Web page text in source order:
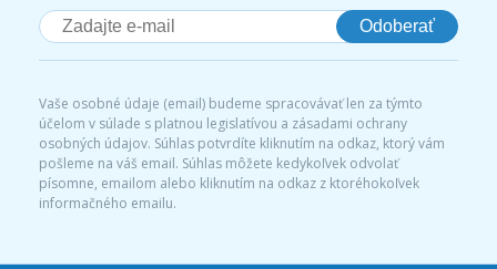
Odoberať
Vaše osobné údaje (email) budeme spracovávať len za týmto
účelom v súlade s platnou legislatívou a zásadami ochrany
osobných údajov. Súhlas potvrdíte kliknutím na odkaz, ktorý vám
pošleme na váš email. Súhlas môžete kedykoľvek odvolať
písomne, emailom alebo kliknutím na odkaz z ktoréhokoľvek
informačného emailu.